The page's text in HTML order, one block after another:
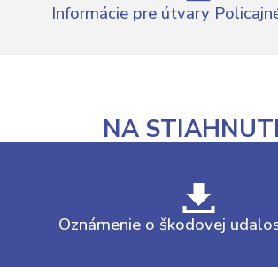
Informácie pre útvary
NA
Oznámenie o škodovej